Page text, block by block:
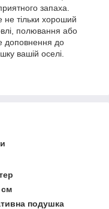
запаха.
тільки хороший
полювання або
доповнення до
вашій оселі.
см
подушка